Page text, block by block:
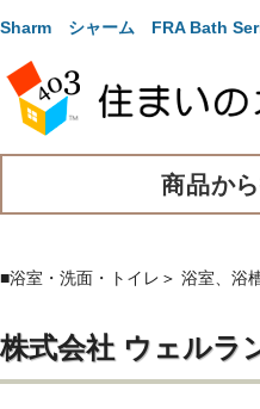
Sharm シャーム FRA Bath
商品か
■浴室・洗面・トイレ ＞ 浴室、浴
株式会社 ウェルラ